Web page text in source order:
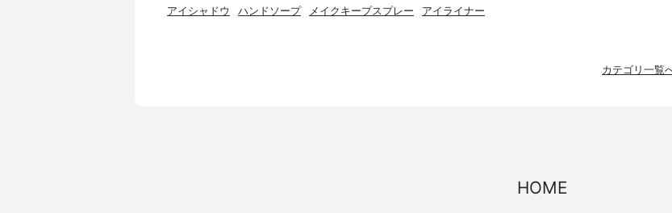
アイシャドウ ハンドソープ メイクキープスプレー アイライナー
カテゴリ一覧
HOME